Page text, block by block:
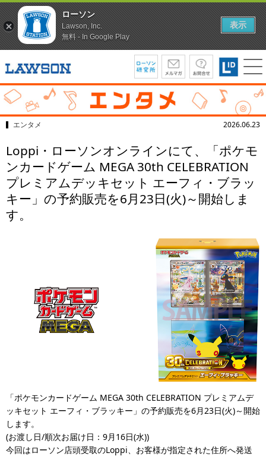
エンタメ 2026.06.23
Loppi・ローソンオンラインにて、「ポケモ
ンカードゲーム MEGA 30th CELEBRATION
プレミアムデッキセット エーフィ・ブラッ
キー」の予約販売を6月23日(火)～開始しま
す。
「ポケモンカードゲーム MEGA 30th CELEBRATION プレミアムデ
ッキセット エーフィ・ブラッキー」の予約販売を6月23日(火)～開始
します。
(お渡し日/順次お届け日：9月16日(水))
今回はローソン店頭受取のLoppi、お客様が指定された住所へ発送
ローソン
Lawson, Inc.
無料 - In Google Play
表示